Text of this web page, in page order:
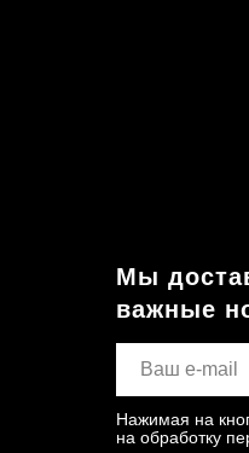
Мы
важные
Нажимая на
на обработку